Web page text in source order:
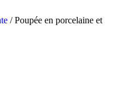
/ Poupée en porcelaine et